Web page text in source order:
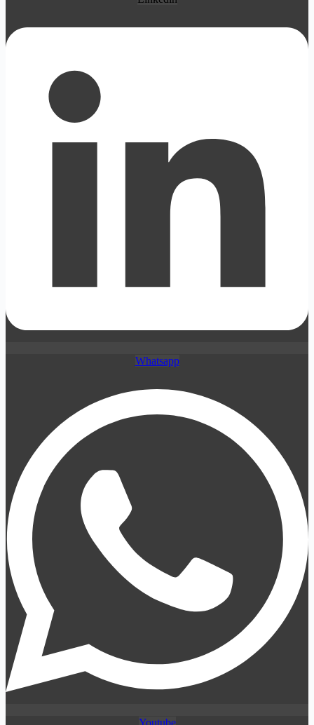
Whatsapp
Youtube